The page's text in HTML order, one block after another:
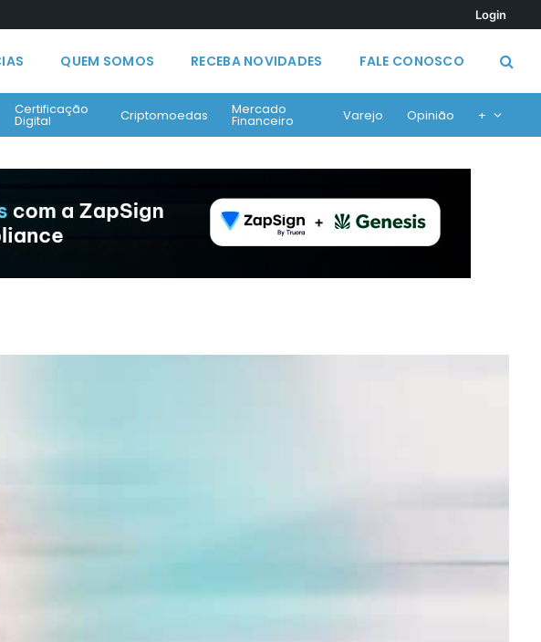
Login
QUEM SOMOS RECEBA NOVIDADES FALE CONOSCO
Certificação
Digital Criptomoedas Mercado
Financeiro Varejo Opinião +